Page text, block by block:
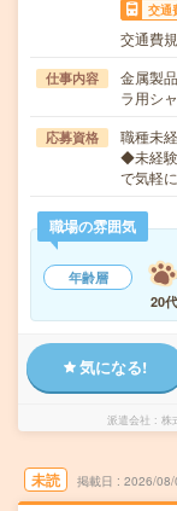
交通
交通費
仕事内容
金属製
ラ用シ
応募資格
職種未
◆未経験
で気軽
職場の雰囲気
年齢層
20代
気になる!
派遣会社 株
未読 掲載日 2026/08/